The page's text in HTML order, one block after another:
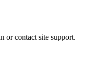
or contact site support.